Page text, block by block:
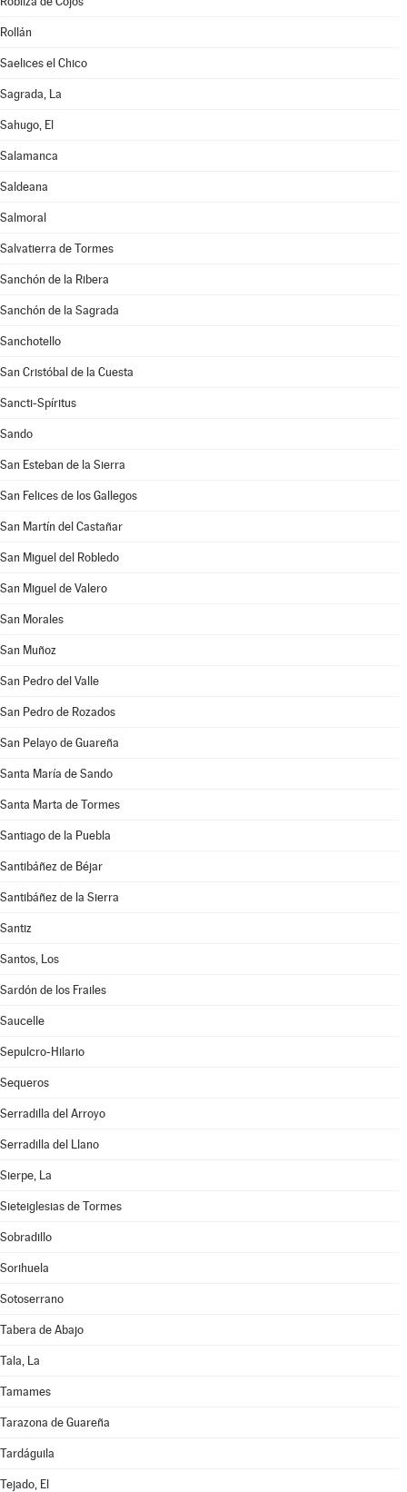
Rollán
Saelices el Chico
Sagrada, La
Sahugo, El
Salamanca
Saldeana
Salmoral
Salvatierra de Tormes
Sanchón de la Ribera
Sanchón de la Sagrada
Sanchotello
San Cristóbal de la Cuesta
Sancti-Spíritus
Sando
San Esteban de la Sierra
San Felices de los Gallegos
San Martín del Castañar
San Miguel del Robledo
San Miguel de Valero
San Morales
San Muñoz
San Pedro del Valle
San Pedro de Rozados
San Pelayo de Guareña
Santa María de Sando
Santa Marta de Tormes
Santiago de la Puebla
Santibáñez de Béjar
Santibáñez de la Sierra
Santiz
Santos, Los
Sardón de los Frailes
Saucelle
Sepulcro-Hilario
Sequeros
Serradilla del Arroyo
Serradilla del Llano
Sierpe, La
Sieteiglesias de Tormes
Sobradillo
Sorihuela
Sotoserrano
Tabera de Abajo
Tala, La
Tamames
Tarazona de Guareña
Tardáguila
Tejado, El